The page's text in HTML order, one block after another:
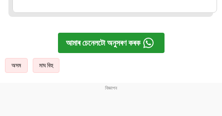
আমাৰ চেনেলটো অনুসৰণ কৰক
অসম মাঘ বিহু